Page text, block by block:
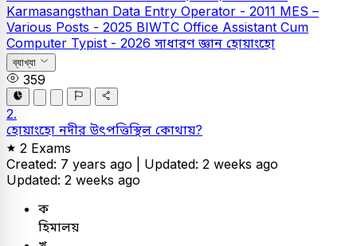
Karmasangsthan Data Entry Operator - 2011 MES –
Various Posts - 2025 BIWTC Office Assistant Cum
Computer Typist - 2026 সাধারণ জ্ঞান হোয়াংহো
ব্যাখ্যা
359
2.
হোয়াংহো নদীর উৎপত্তিস্থিল কোথায়?
2 Exams
Created: 7 years ago | Updated: 2 weeks ago
Updated: 2 weeks ago
ক
হিমালয়